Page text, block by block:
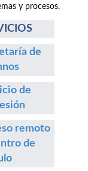
y procesos.
de
de
remoto
de